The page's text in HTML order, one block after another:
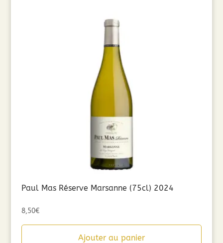
Paul Mas Réserve Marsanne (75cl) 2024
8,50€
Ajouter au panier